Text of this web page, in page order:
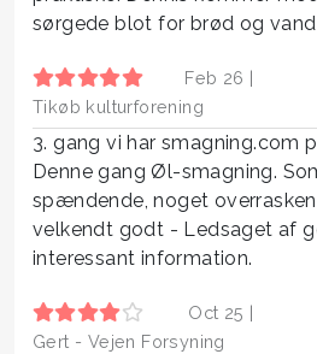
sørgede blot for brød og
Feb 26 |
Tikøb kulturforening
3. gang vi har smagning.com
Denne gang Øl-smagning.
spændende, noget
velkendt godt - Ledsaget af
interessant information.
Oct 25 |
Gert - Vejen Forsyning